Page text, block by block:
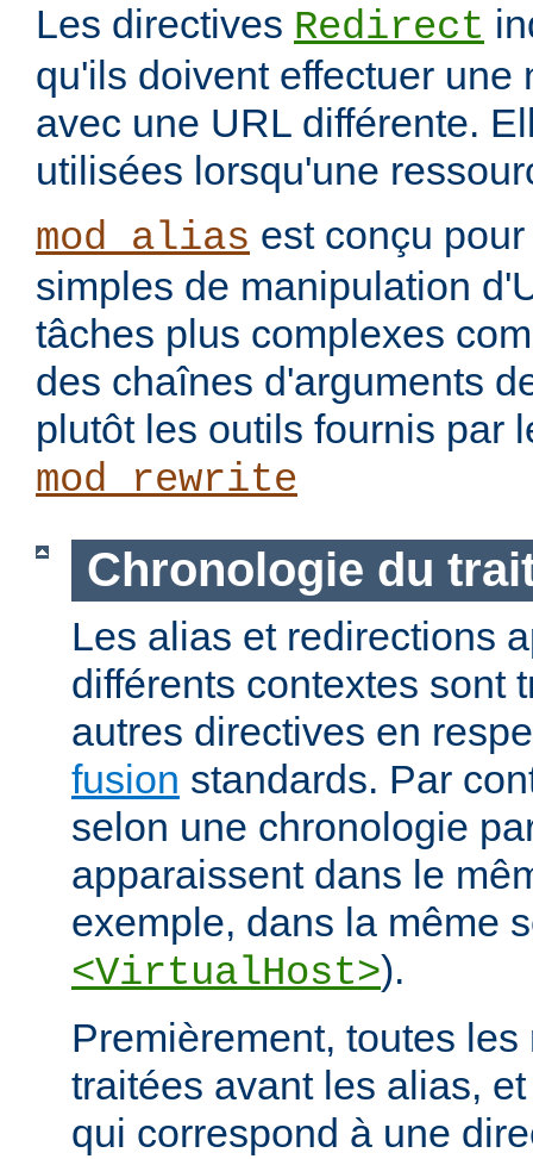
Les directives Redirect
qu'ils doivent effectuer une
avec une URL différente.
utilisées lorsqu'une
mod_alias est conçu
simples de manipulation
tâches plus complexes
des chaînes d'arguments
plutôt les outils fournis par
mod_rewrite
Chronologie du
Les alias et redirections
différents contextes sont
autres directives en
fusion standards. Par
selon une chronologie
apparaissent dans le
exemple, dans la même
<VirtualHost>).
Premièrement, toutes
traitées avant les alias,
qui correspond à une